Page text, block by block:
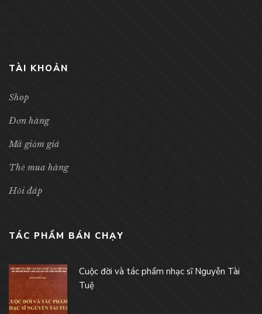
TÀI KHOẢN
Shop
Đơn hàng
Mã giảm giá
Thẻ mua hàng
Hỏi đáp
TÁC PHẨM BÁN CHẠY
Cuộc đời và tác phẩm nhạc sĩ Nguyễn Tài
Tuệ